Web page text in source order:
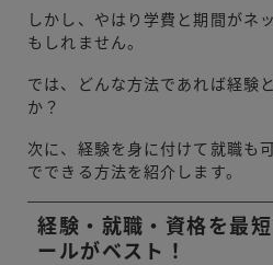
しかし、やはり学費と期間がネ
もしれません。
では、どんな方法であれば経験
か？
次に、経験を身に付けて就職も
でできる方法を紹介します。
経験・就職・資格を最
ールがベスト！